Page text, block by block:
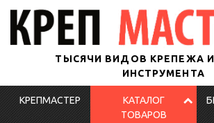
ТЫСЯЧИ ВИДОВ КРЕПЕЖА
ИНСТРУМЕНТА
КРЕПМАСТЕР
КАТАЛОГ
ТОВАРОВ